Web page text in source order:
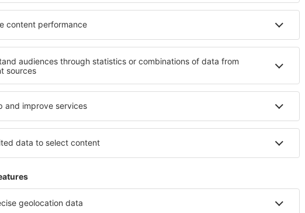
Försenat flyg och bagage
N